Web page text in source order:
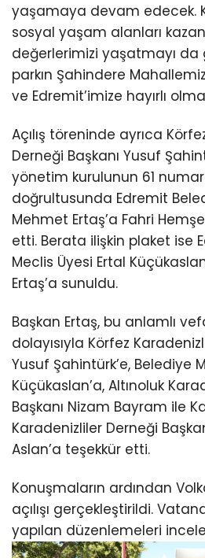
yaşamaya devam edecek.
sosyal yaşam alanları
değerlerimizi yaşatmayı da
parkın Şahindere
ve Edremit’imize hayırlı
Açılış töreninde ayrıca
Derneği Başkanı Yusuf
yönetim kurulunun 61
doğrultusunda Edremit
Mehmet Ertaş’a Fahri
etti. Berata ilişkin plaket ise
Meclis Üyesi Ertal
Ertaş’a sunuldu.
Başkan Ertaş, bu anlamlı
dolayısıyla Körfez
Yusuf Şahintürk’e, Belediye
Küçükaslan’a, Altınoluk
Başkanı Nizam Bayram ile
Karadenizliler Derneği
Aslan’a teşekkür etti.
Konuşmaların ardından
açılışı gerçekleştirildi.
yapılan düzenlemeleri